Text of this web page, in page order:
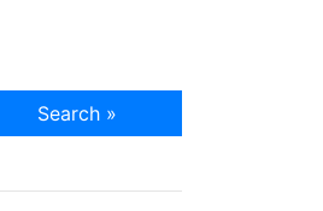
Search »